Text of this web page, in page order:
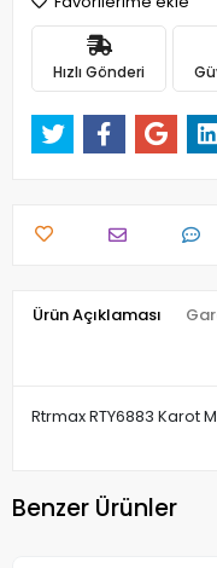
Hızlı Gönderi
Ürün Açıklaması
Rtrmax RTY6883 Karot
Benzer Ürünler